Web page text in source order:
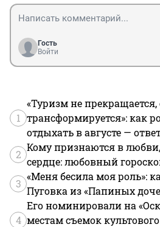
Гость
Войти
1
«Туризм не прекращается,
трансформируется»: как
отдыхать в августе —
2
Кому признаются в
сердце: любовный
3
«Меня бесила моя роль»:
Пуговка из «Папиных
4
Его номинировали на
местам съемок